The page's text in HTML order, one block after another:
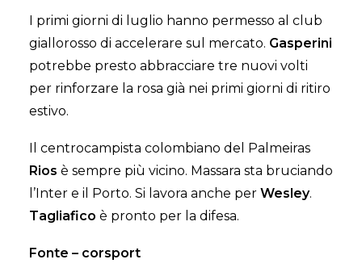
I primi giorni di luglio hanno permesso al club
giallorosso di accelerare sul mercato. Gasperini
potrebbe presto abbracciare tre nuovi volti
per rinforzare la rosa già nei primi giorni di ritiro
estivo.
Il centrocampista colombiano del Palmeiras
Rios è sempre più vicino. Massara sta bruciando
l’Inter e il Porto. Si lavora anche per Wesley.
Tagliafico è pronto per la difesa.
Fonte – corsport